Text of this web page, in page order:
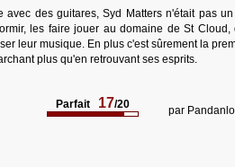
avec des guitares, Syd Matters n'était pas
les faire jouer au domaine de St
leur musique. En plus c'est sûrement la
plus qu'en retrouvant ses esprits.
Parfait 17/20 par